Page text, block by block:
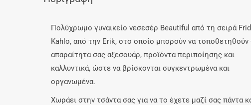
Πολύχρωμο γυναικείο νεσεσέρ Beautiful από τη σειρά
Kahlo, από την Erik, στο οποίο μπορούν να τοποθετηθούν
απαραίτητα σας αξεσουάρ, προϊόντα περιποίησης και
καλλυντικά, ώστε να βρίσκονται συγκεντρωμένα και
οργανωμένα.
Χωράει στην τσάντα σας για να το έχετε μαζί σας πάντα